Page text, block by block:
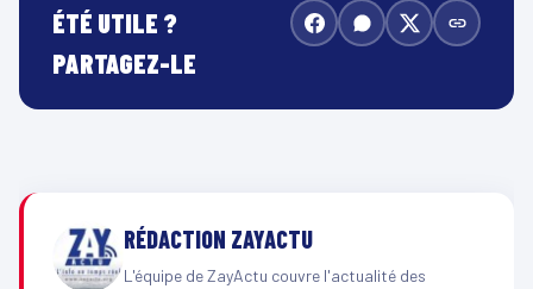
ÉTÉ UTILE ?
PARTAGEZ-LE
RÉDACTION ZAYACTU
L'équipe de ZayActu couvre l'actualité des